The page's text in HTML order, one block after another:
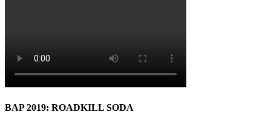
BAP 2019: ROADKILL SODA